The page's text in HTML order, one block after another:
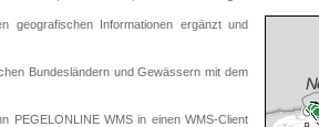
geografischen Informationen ergänzt und
Bundesländern und Gewässern mit dem
PEGELONLINE WMS in einen WMS-Client